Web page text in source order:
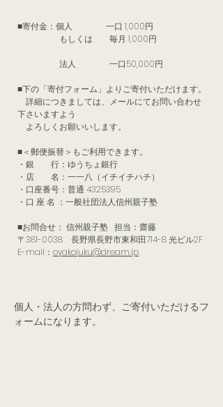
■寄付金：個人 一口 1,000円
もしくは 毎月 1,000円
法人 一口50,000円
■下の「寄付フォーム」よりご寄付いただけます。
詳細につきましては、メールにてお問い合わせ
下さいますよう
よろしくお願いいします。
■＜郵便振替＞もご利用できます。
・銀 行：ゆうちょ銀行
・店 名：一一八（イチイチハチ）
・口座番号：普通 4325395
・口 座 名 ：一般社団法人信州親子塾
■お問合せ： 信州親子塾 担当：齋藤
〒381-0038 長野県長野市東和田714-8 光ビル2F
E-mail： oyakojuku@dream.jp
個人・法人の方問わず、ご寄付いただけるフ
ォームになります。